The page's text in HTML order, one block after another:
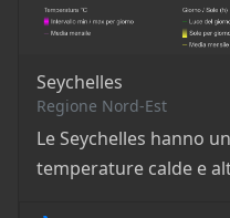
Seychelles
Regione Nord-Est
Le Seychelles hanno
temperature calde e